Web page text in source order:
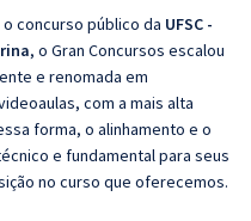
concurso público da UFSC -
, o Gran Concursos escalou
e renomada em
com a mais alta
forma, o alinhamento e o
e fundamental para seus
no curso que oferecemos.